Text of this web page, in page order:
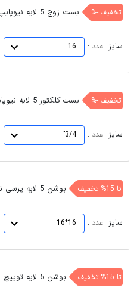
تخفیف -% بست زوج 5 لایه نیوپایپ
سایز عدد :
16
تخفیف -% بست کلکتور 5 لایه نیوپایپ
سایز عدد :
3/4"
تا 15% تخفیف بوشن 5 لایه پرسی نیوپایپ
سایز عدد :
16*16
تا 15% تخفیف بوشن 5 لایه توپیچ پرسی نیوپایپ